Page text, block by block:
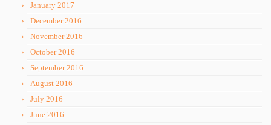
January 2017
December 2016
November 2016
October 2016
September 2016
August 2016
July 2016
June 2016